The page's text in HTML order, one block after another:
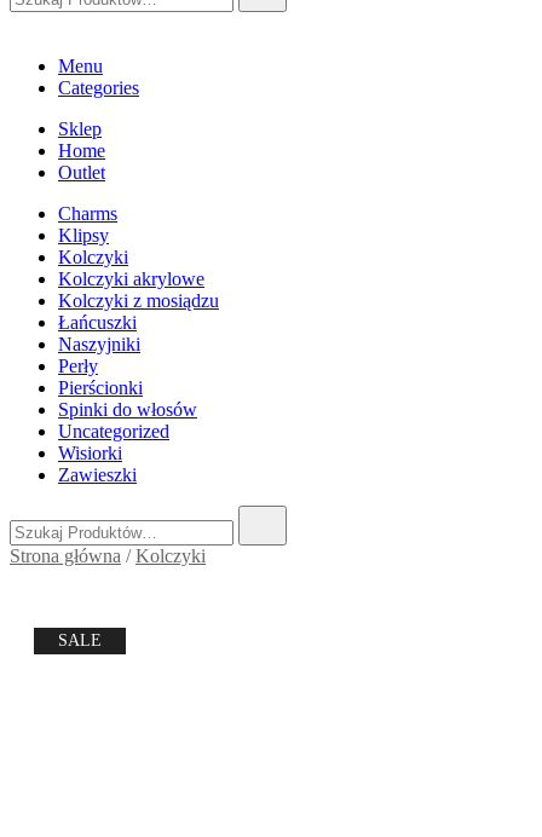
Menu
Categories
Sklep
Home
Outlet
Charms
Klipsy
Kolczyki
Kolczyki akrylowe
Kolczyki z mosiądzu
Łańcuszki
Naszyjniki
Perły
Pierścionki
Spinki do włosów
Uncategorized
Wisiorki
Zawieszki
Strona główna /Kolczyki
SALE